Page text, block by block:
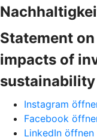
Statement
impacts of
Instagram
Facebook
LinkedIn öffnen